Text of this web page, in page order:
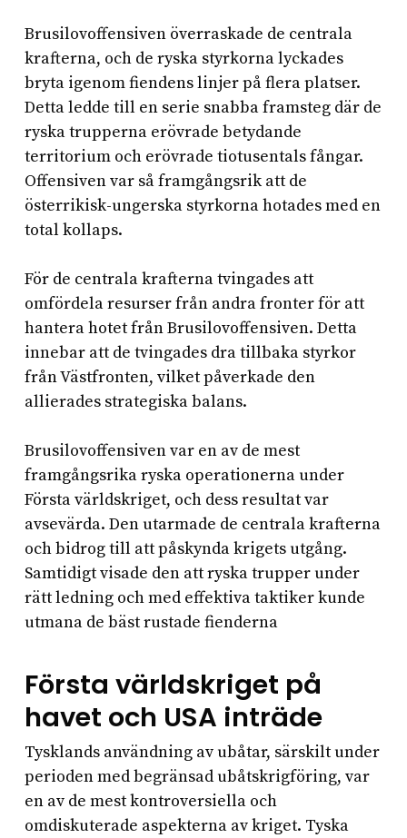
Brusilovoffensiven överraskade de centrala
krafterna, och de ryska styrkorna lyckades
bryta igenom fiendens linjer på flera platser.
Detta ledde till en serie snabba framsteg där de
ryska trupperna erövrade betydande
territorium och erövrade tiotusentals fångar.
Offensiven var så framgångsrik att de
österrikisk-ungerska styrkorna hotades med en
total kollaps.
För de centrala krafterna tvingades att
omfördela resurser från andra fronter för att
hantera hotet från Brusilovoffensiven. Detta
innebar att de tvingades dra tillbaka styrkor
från Västfronten, vilket påverkade den
allierades strategiska balans.
Brusilovoffensiven var en av de mest
framgångsrika ryska operationerna under
Första världskriget, och dess resultat var
avsevärda. Den utarmade de centrala krafterna
och bidrog till att påskynda krigets utgång.
Samtidigt visade den att ryska trupper under
rätt ledning och med effektiva taktiker kunde
utmana de bäst rustade fienderna
Första världskriget på
havet och USA inträde
Tysklands användning av ubåtar, särskilt under
perioden med begränsad ubåtskrigföring, var
en av de mest kontroversiella och
omdiskuterade aspekterna av kriget. Tyska